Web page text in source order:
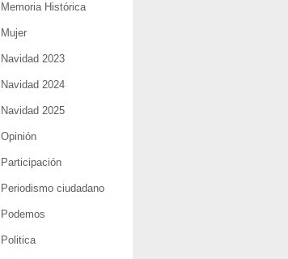
Memoria Histórica
Mujer
Navidad 2023
Navidad 2024
Navidad 2025
Opinión
Participación
Periodismo ciudadano
Podemos
Politica